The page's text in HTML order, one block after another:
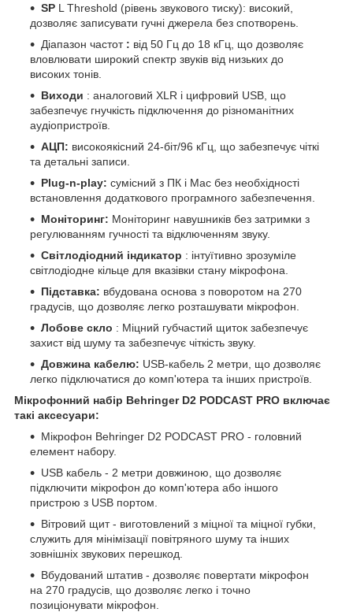
SP L Threshold (рівень звукового тиску): високий,
дозволяє записувати гучні джерела без спотворень.
Діапазон частот : від 50 Гц до 18 кГц, що дозволяє
вловлювати широкий спектр звуків від низьких до
високих тонів.
Виходи : аналоговий XLR і цифровий USB, що
забезпечує гнучкість підключення до різноманітних
аудіопристроїв.
АЦП: високоякісний 24-біт/96 кГц, що забезпечує чіткі
та детальні записи.
Plug-n-play: сумісний з ПК і Mac без необхідності
встановлення додаткового програмного забезпечення.
Моніторинг: Моніторинг навушників без затримки з
регулюванням гучності та відключенням звуку.
Світлодіодний індикатор : інтуїтивно зрозуміле
світлодіодне кільце для вказівки стану мікрофона.
Підставка: вбудована основа з поворотом на 270
градусів, що дозволяє легко розташувати мікрофон.
Лобове скло : Міцний губчастий щиток забезпечує
захист від шуму та забезпечує чіткість звуку.
Довжина кабелю: USB-кабель 2 метри, що дозволяє
легко підключатися до комп'ютера та інших пристроїв.
Мікрофонний набір Behringer D2 PODCAST PRO включає
такі аксесуари:
Мікрофон Behringer D2 PODCAST PRO - головний
елемент набору.
USB кабель - 2 метри довжиною, що дозволяє
підключити мікрофон до комп'ютера або іншого
пристрою з USB портом.
Вітровий щит - виготовлений з міцної та міцної губки,
служить для мінімізації повітряного шуму та інших
зовнішніх звукових перешкод.
Вбудований штатив - дозволяє повертати мікрофон
на 270 градусів, що дозволяє легко і точно
позиціонувати мікрофон.